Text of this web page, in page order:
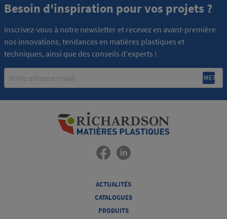
Besoin d'inspiration pour vos projets ?
Inscrivez-vous à notre newsletter et recevez en avant-première
nos innovations, tendances en matières plastiques et
techniques, ainsi que des conseils d'experts !
ACTUALITÉS
CATALOGUES
PRODUITS